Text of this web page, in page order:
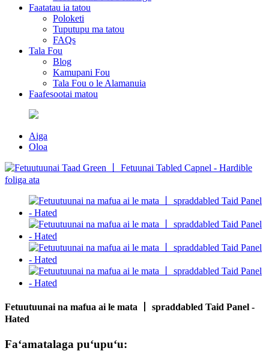
Faatatau ia tatou
Poloketi
Tuputupu ma tatou
FAQs
Tala Fou
Blog
Kamupani Fou
Tala Fou o le Alamanuia
Faafesootai matou
Aiga
Oloa
Fetuutuunai na mafua ai le mata 丨 spraddabled Taid Panel -
Hated
Faʻamatalaga puʻupuʻu: